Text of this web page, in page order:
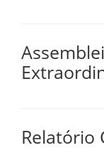
Relatório